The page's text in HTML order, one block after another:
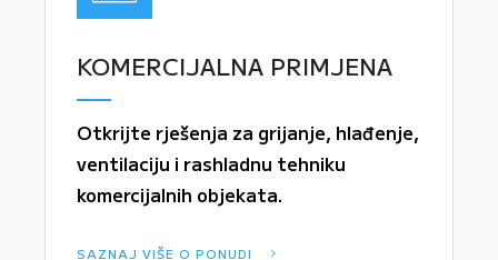
KOMERCIJALNA PRIMJENA
Otkrijte rješenja za grijanje, hlađenje,
ventilaciju i rashladnu tehniku
komercijalnih objekata.
SAZNAJ VIŠE O PONUDI